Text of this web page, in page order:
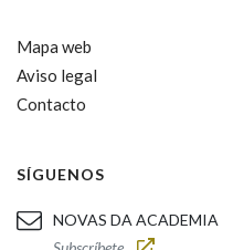
Mapa web
Aviso legal
Contacto
SÍGUENOS
NOVAS DA ACADEMIA